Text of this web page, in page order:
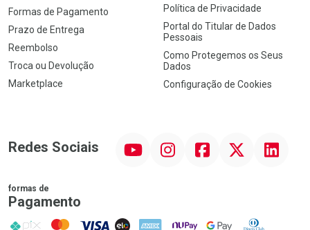
Formas de Pagamento
Prazo de Entrega
Reembolso
Troca ou Devolução
Marketplace
Política de Privacidade
Portal do Titular de Dados
Pessoais
Como Protegemos os Seus
Dados
Configuração de Cookies
Redes Sociais InstagramFacebook Linkedin
formas de
Pagamento
PIX MasterCard
VISA ELO AMEX NuPay Google PayDiners Club